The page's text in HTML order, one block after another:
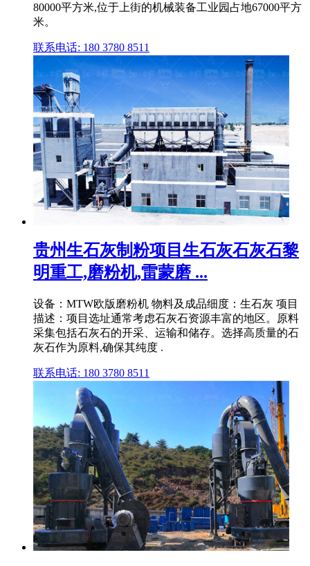
80000平方米,位于上街的机械装备工业园占地67000平方
米。
联系电话: 180 3780 8511
贵州生石灰制粉项目生石灰石灰石黎
明重工,磨粉机,雷蒙磨 ...
设备：MTW欧版磨粉机 物料及成品细度：生石灰 项目
描述：项目选址通常考虑石灰石资源丰富的地区。原料
采集包括石灰石的开采、运输和储存。选择高质量的石
灰石作为原料,确保其纯度 .
联系电话: 180 3780 8511